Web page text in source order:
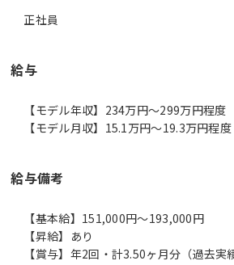
正社員
給与
【モデル年収】234万円〜299万円程
【モデル月収】15.1万円〜19.3万円程度
給与備考
【基本給】151,000円～193,000円
【昇給】あり
【賞与】年2回・計3.50ヶ月分（過去実績